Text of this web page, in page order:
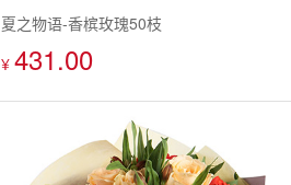
夏之物语-香槟玫瑰50枝
¥ 431.00